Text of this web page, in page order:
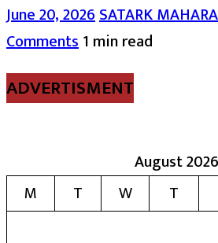
June 20, 2026SATARK
Comments1 min read
ADVERTISMENT
August 2026
M
T W T